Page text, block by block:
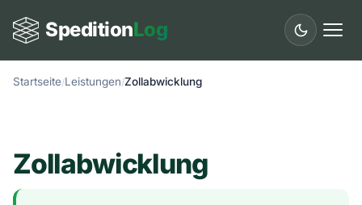
SpeditionLog
Start
Länder
Startseite Leistungen Zollabwicklung
Zollabwicklung